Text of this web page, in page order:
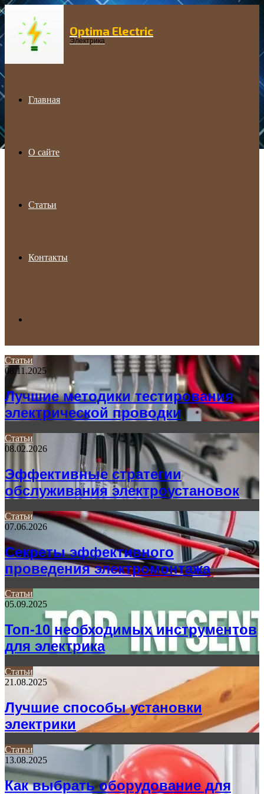
Menu Optima Electric
Электрика
Главная
О сайте
Статьи
Контакты
for
Статьи
08.11.2025
Лучшие методики тестирования
электрической проводки
Статьи
08.02.2026
Эффективные стратегии
обслуживания электроустановок
Статьи
07.06.2026
Секреты эффективного
проведения электромонтажа
Статьи
05.09.2025
Топ-10 необходимых инструментов
для электрика
Статьи
21.08.2025
Лучшие способы установки
электрики
Статьи
13.08.2025
Как выбрать оборудование для